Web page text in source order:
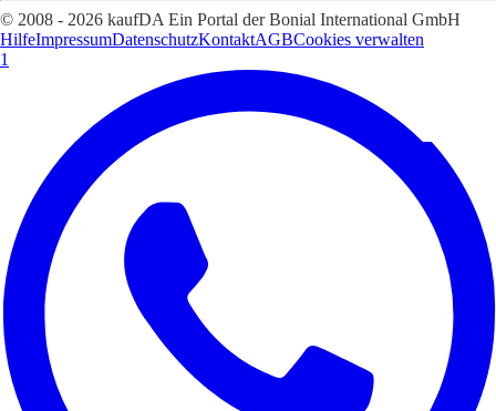
© 2008 - 2026 kaufDA Ein Portal der Bonial International GmbH
HilfeImpressumDatenschutzKontaktAGBCookies verwalten
1